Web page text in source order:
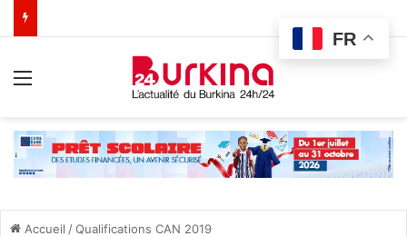
Accueil /Qualifications CAN 2019
FR